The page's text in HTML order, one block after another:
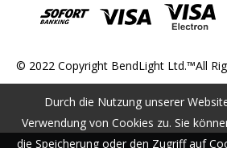
© 2022 Copyright BendLight Ltd.™All
Durch die Nutzung unserer
Verwendung von Cookies zu. Sie
die Speicherung oder den Zugriff auf